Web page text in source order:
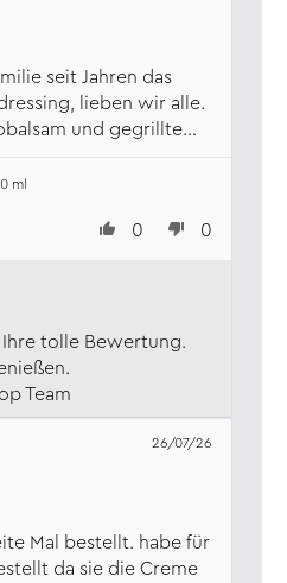
seit Jahren das
lieben wir alle.
und gegrillte
0 0
Ihre tolle Bewertung.
Team
ml
26/07/26
Mal bestellt. habe für
da sie die Creme